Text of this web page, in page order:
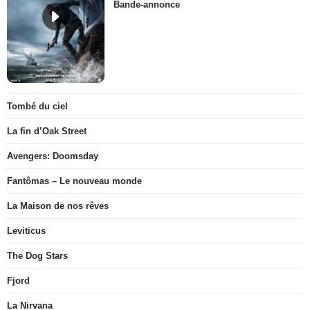
Bande-annonce
Tombé du ciel
La fin d’Oak Street
Avengers: Doomsday
Fantômas – Le nouveau monde
La Maison de nos rêves
Leviticus
The Dog Stars
Fjord
La Nirvana